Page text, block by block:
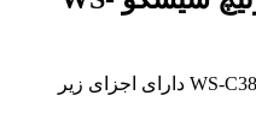
پنل جلویی سوئیچ سیسکو WS-C3850-48T-E دارای اجزای زیر